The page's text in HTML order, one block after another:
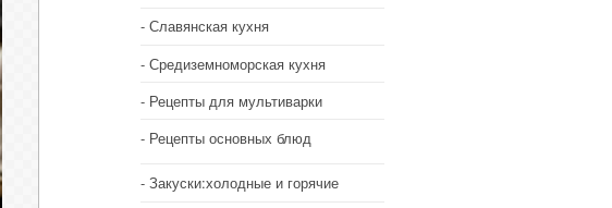
Славянская кухня
Средиземноморская кухня
Рецепты для мультиварки
Рецепты основных блюд
Закуски:холодные и горячие